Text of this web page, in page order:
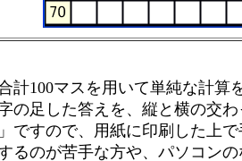
計100マスを用いて単純な計算
の足した答えを、縦と横の交わ
ですので、用紙に印刷した上
るのが苦手な方や、パソコン